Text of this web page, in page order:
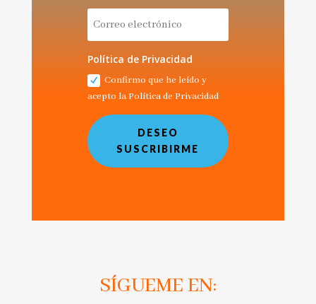
Política de Privacidad
Confirmo que he leído y
acepto la Política de Privacidad
DESEO
SUSCRIBIRME
SÍGUEME EN: